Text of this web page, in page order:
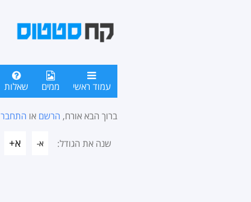
עמוד ראשי ממים שאלות
ברוך הבא אורח, הרשם או התחבר
שנה את הגודל: א- א+